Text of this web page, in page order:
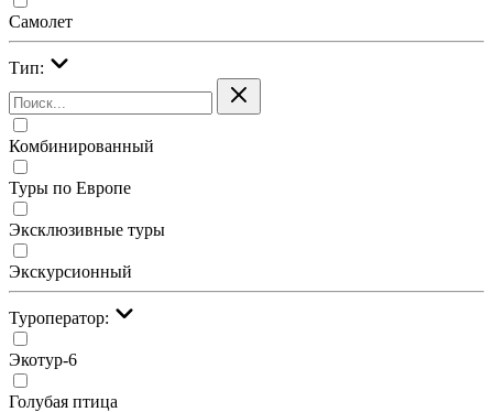
Самолет
Тип:
Комбинированный
Туры по Европе
Эксклюзивные туры
Экскурсионный
Туроператор:
Экотур-6
Голубая птица